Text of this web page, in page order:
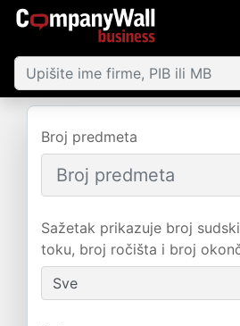
Broj predmeta
Sažetak prikazuje broj
toku, broj ročišta i broj